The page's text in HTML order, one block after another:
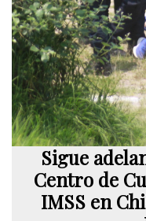
Sigue
Centro de
IMSS en